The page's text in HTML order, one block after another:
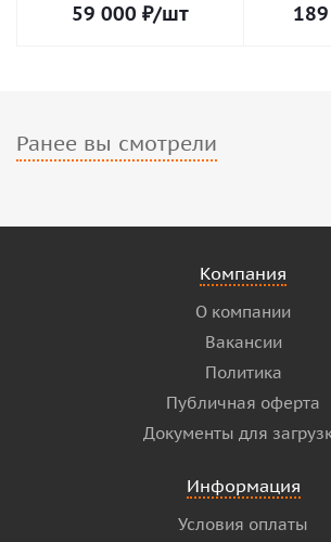
59 000 ₽/шт
Ранее вы смотрели
Компания
О компании
Вакансии
Политика
Публичная оферта
Документы для
Информация
Условия оплаты